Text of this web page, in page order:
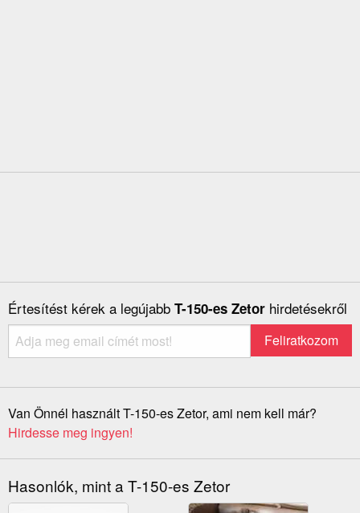
Értesítést kérek a legújabb T-150-es Zetor hirdetésekről
Van Önnél használt T-150-es Zetor, ami nem kell már?
Hirdesse meg ingyen!
Hasonlók, mint a T-150-es Zetor